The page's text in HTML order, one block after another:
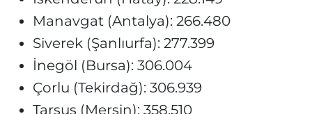
Manavgat (Antalya): 266.480
Siverek (Şanlıurfa): 277.399
İnegöl (Bursa): 306.004
Çorlu (Tekirdağ): 306.939
Tarsus (Mersin): 358.510